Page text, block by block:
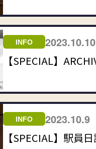
INFO
2023.10.10
【SPECIAL】
INFO
2023.10.9
【SPECIAL】駅員